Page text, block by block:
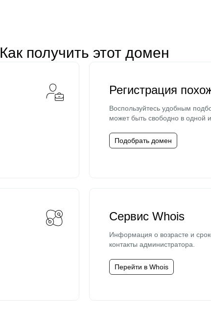
Как получить этот домен
Регистрация
Воспользуйтесь удобным
может быть свободно в одной
Подобрать домен
Сервис Whois
Информация о возрасте и
контакты администратора.
Перейти в Whois